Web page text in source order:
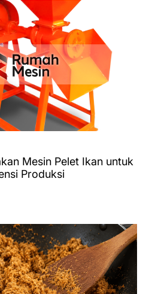
Mesin Pelet Ikan untuk
Produksi